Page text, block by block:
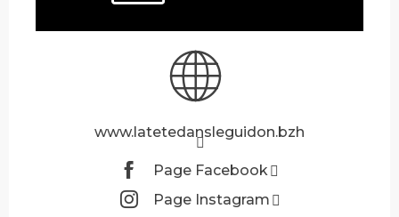
www.latetedansleguidon.bzh
Page Facebook
Page Instagram